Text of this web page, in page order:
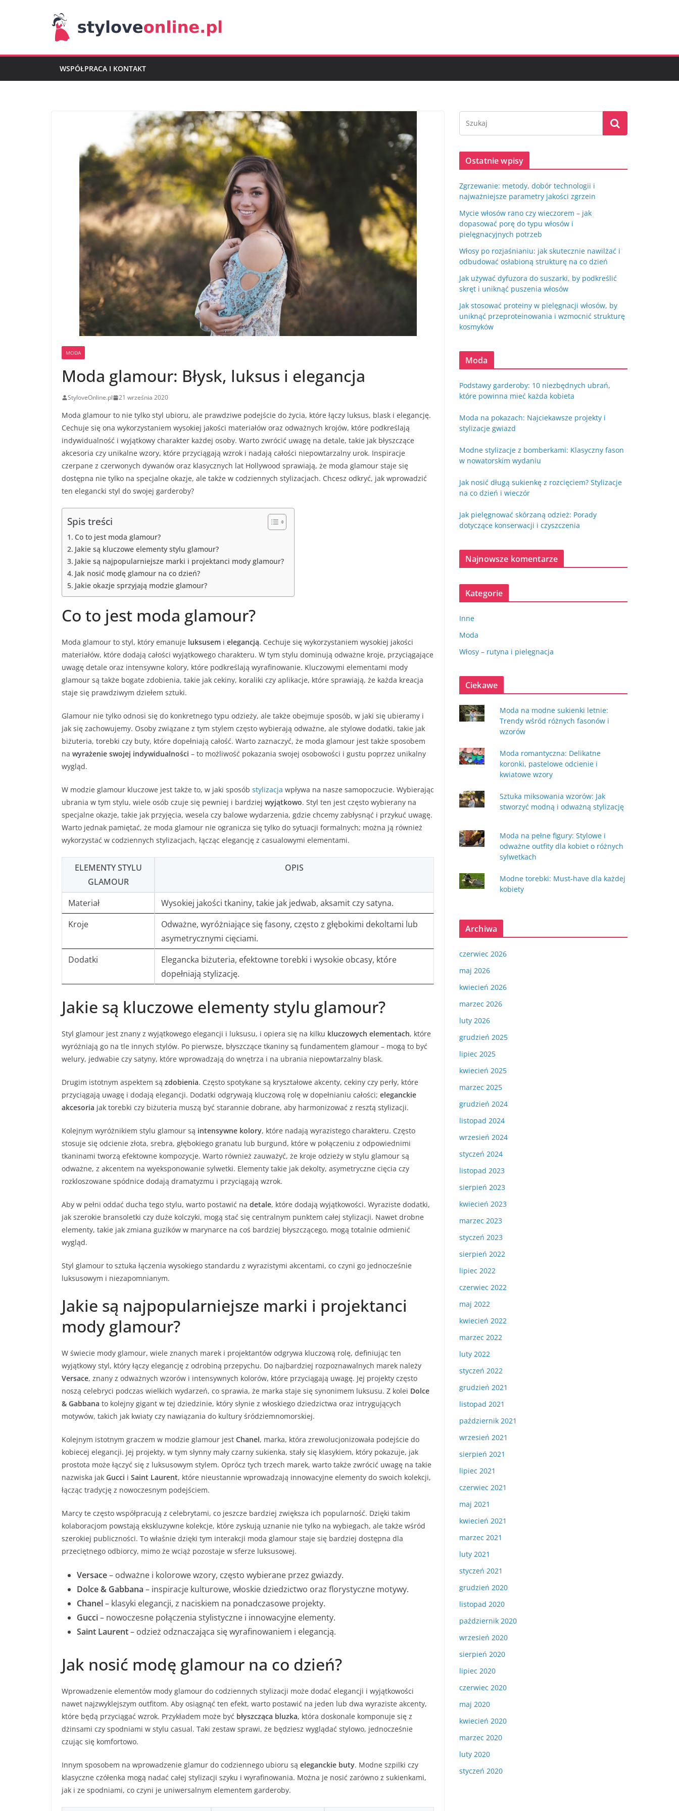
WSPÓŁPRACA I KONTAKT
MODA
Moda glamour: Błysk, luksus i elegancja
StyloveOnline.pl 21 września 2020
Moda glamour to nie tylko styl ubioru, ale prawdziwe podejście do życia, które łączy luksus, blask i elegancję.
Cechuje się ona wykorzystaniem wysokiej jakości materiałów oraz odważnych krojów, które podkreślają
indywidualność i wyjątkowy charakter każdej osoby. Warto zwrócić uwagę na detale, takie jak błyszczące
akcesoria czy unikalne wzory, które przyciągają wzrok i nadają całości niepowtarzalny urok. Inspiracje
czerpane z czerwonych dywanów oraz klasycznych lat Hollywood sprawiają, że moda glamour staje się
dostępna nie tylko na specjalne okazje, ale także w codziennych stylizacjach. Chcesz odkryć, jak wprowadzić
ten elegancki styl do swojej garderoby?
Spis treści
Co to jest moda glamour?
Jakie są kluczowe elementy stylu glamour?
Jakie są najpopularniejsze marki i projektanci mody glamour?
Jak nosić modę glamour na co dzień?
Jakie okazje sprzyjają modzie glamour?
Co to jest moda glamour?
Moda glamour to styl, który emanuje luksusem i elegancją. Cechuje się wykorzystaniem wysokiej jakości
materiałów, które dodają całości wyjątkowego charakteru. W tym stylu dominują odważne kroje, przyciągające
uwagę detale oraz intensywne kolory, które podkreślają wyrafinowanie. Kluczowymi elementami mody
glamour są także bogate zdobienia, takie jak cekiny, koraliki czy aplikacje, które sprawiają, że każda kreacja
staje się prawdziwym dziełem sztuki.
Glamour nie tylko odnosi się do konkretnego typu odzieży, ale także obejmuje sposób, w jaki się ubieramy i
jak się zachowujemy. Osoby związane z tym stylem często wybierają odważne, ale stylowe dodatki, takie jak
biżuteria, torebki czy buty, które dopełniają całość. Warto zaznaczyć, że moda glamour jest także sposobem
na wyrażenie swojej indywidualności – to możliwość pokazania swojej osobowości i gustu poprzez unikalny
wygląd.
W modzie glamour kluczowe jest także to, w jaki sposób stylizacja wpływa na nasze samopoczucie. Wybierając
ubrania w tym stylu, wiele osób czuje się pewniej i bardziej wyjątkowo. Styl ten jest często wybierany na
specjalne okazje, takie jak przyjęcia, wesela czy balowe wydarzenia, gdzie chcemy zabłysnąć i przykuć uwagę.
Warto jednak pamiętać, że moda glamour nie ogranicza się tylko do sytuacji formalnych; można ją również
wykorzystać w codziennych stylizacjach, łącząc elegancję z casualowymi elementami.
ELEMENTY STYLU
GLAMOUR
OPIS
Materiał
Wysokiej jakości tkaniny, takie jak jedwab, aksamit czy satyna.
Kroje
Odważne, wyróżniające się fasony, często z głębokimi dekoltami lub
asymetrycznymi cięciami.
Dodatki
Elegancka biżuteria, efektowne torebki i wysokie obcasy, które
dopełniają stylizację.
Jakie są kluczowe elementy stylu glamour?
Styl glamour jest znany z wyjątkowego elegancji i luksusu, i opiera się na kilku kluczowych elementach, które
wyróżniają go na tle innych stylów. Po pierwsze, błyszczące tkaniny są fundamentem glamour – mogą to być
welury, jedwabie czy satyny, które wprowadzają do wnętrza i na ubrania niepowtarzalny blask.
Drugim istotnym aspektem są zdobienia. Często spotykane są kryształowe akcenty, cekiny czy perły, które
przyciągają uwagę i dodają elegancji. Dodatki odgrywają kluczową rolę w dopełnianiu całości; eleganckie
akcesoria jak torebki czy biżuteria muszą być starannie dobrane, aby harmonizować z resztą stylizacji.
Kolejnym wyróżnikiem stylu glamour są intensywne kolory, które nadają wyrazistego charakteru. Często
stosuje się odcienie złota, srebra, głębokiego granatu lub burgund, które w połączeniu z odpowiednimi
tkaninami tworzą efektowne kompozycje. Warto również zauważyć, że kroje odzieży w stylu glamour są
odważne, z akcentem na wyeksponowanie sylwetki. Elementy takie jak dekolty, asymetryczne cięcia czy
rozkloszowane spódnice dodają dramatyzmu i przyciągają wzrok.
Aby w pełni oddać ducha tego stylu, warto postawić na detale, które dodają wyjątkowości. Wyraziste dodatki,
jak szerokie bransoletki czy duże kolczyki, mogą stać się centralnym punktem całej stylizacji. Nawet drobne
elementy, takie jak zmiana guzików w marynarce na coś bardziej błyszczącego, mogą totalnie odmienić
wygląd.
Styl glamour to sztuka łączenia wysokiego standardu z wyrazistymi akcentami, co czyni go jednocześnie
luksusowym i niezapomnianym.
Jakie są najpopularniejsze marki i projektanci
mody glamour?
W świecie mody glamour, wiele znanych marek i projektantów odgrywa kluczową rolę, definiując ten
wyjątkowy styl, który łączy elegancję z odrobiną przepychu. Do najbardziej rozpoznawalnych marek należy
Versace, znany z odważnych wzorów i intensywnych kolorów, które przyciągają uwagę. Jej projekty często
noszą celebryci podczas wielkich wydarzeń, co sprawia, że marka staje się synonimem luksusu. Z kolei Dolce
& Gabbana to kolejny gigant w tej dziedzinie, który słynie z włoskiego dziedzictwa oraz intrygujących
motywów, takich jak kwiaty czy nawiązania do kultury śródziemnomorskiej.
Kolejnym istotnym graczem w modzie glamour jest Chanel, marka, która zrewolucjonizowała podejście do
kobiecej elegancji. Jej projekty, w tym słynny mały czarny sukienka, stały się klasykiem, który pokazuje, jak
prostota może łączyć się z luksusowym stylem. Oprócz tych trzech marek, warto także zwrócić uwagę na takie
nazwiska jak Gucci i Saint Laurent, które nieustannie wprowadzają innowacyjne elementy do swoich kolekcji,
łącząc tradycję z nowoczesnym podejściem.
Marcy te często współpracują z celebrytami, co jeszcze bardziej zwiększa ich popularność. Dzięki takim
kolaboracjom powstają ekskluzywne kolekcje, które zyskują uznanie nie tylko na wybiegach, ale także wśród
szerokiej publiczności. To właśnie dzięki tym interakcji moda glamour staje się bardziej dostępna dla
przeciętnego odbiorcy, mimo że wciąż pozostaje w sferze luksusowej.
Versace– odważne i kolorowe wzory, często wybierane przez gwiazdy.
Dolce & Gabbana – inspiracje kulturowe, włoskie dziedzictwo oraz florystyczne motywy.
Chanel– klasyki elegancji, z naciskiem na ponadczasowe projekty.
Gucci– nowoczesne połączenia stylistyczne i innowacyjne elementy.
Saint Laurent– odzież odznaczająca się wyrafinowaniem i elegancją.
Jak nosić modę glamour na co dzień?
Wprowadzenie elementów mody glamour do codziennych stylizacji może dodać elegancji i wyjątkowości
nawet najzwyklejszym outfitom. Aby osiągnąć ten efekt, warto postawić na jeden lub dwa wyraziste akcenty,
które będą przyciągać wzrok. Przykładem może być błyszcząca bluzka, która doskonale komponuje się z
dżinsami czy spodniami w stylu casual. Taki zestaw sprawi, że będziesz wyglądać stylowo, jednocześnie
czując się komfortowo.
Innym sposobem na wprowadzenie glamur do codziennego ubioru są eleganckie buty. Modne szpilki czy
klasyczne czółenka mogą nadać całej stylizacji szyku i wyrafinowania. Można je nosić zarówno z sukienkami,
jak i ze spodniami, co czyni je uniwersalnym elementem garderoby.
Ostatnie wpisy
Zgrzewanie: metody, dobór technologii i
najważniejsze parametry jakości zgrzein
Mycie włosów rano czy wieczorem – jak
dopasować porę do typu włosów i
pielęgnacyjnych potrzeb
Włosy po rozjaśnianiu: jak skutecznie nawilżać i
odbudować osłabioną strukturę na co dzień
Jak używać dyfuzora do suszarki, by podkreślić
skręt i uniknąć puszenia włosów
Jak stosować proteiny w pielęgnacji włosów, by
uniknąć przeproteinowania i wzmocnić strukturę
kosmyków
Moda
Podstawy garderoby: 10 niezbędnych ubrań,
które powinna mieć każda kobieta
Moda na pokazach: Najciekawsze projekty i
stylizacje gwiazd
Modne stylizacje z bomberkami: Klasyczny fason
w nowatorskim wydaniu
Jak nosić długą sukienkę z rozcięciem? Stylizacje
na co dzień i wieczór
Jak pielęgnować skórzaną odzież: Porady
dotyczące konserwacji i czyszczenia
Najnowsze komentarze
Kategorie
Inne
Moda
Włosy – rutyna i pielęgnacja
Ciekawe
Moda na modne sukienki letnie:
Trendy wśród różnych fasonów i
wzorów
Moda romantyczna: Delikatne
koronki, pastelowe odcienie i
kwiatowe wzory
Sztuka miksowania wzorów: Jak
stworzyć modną i odważną stylizację
Moda na pełne figury: Stylowe i
odważne outfity dla kobiet o różnych
sylwetkach
Modne torebki: Must-have dla każdej
kobiety
Archiwa
czerwiec 2026
maj 2026
kwiecień 2026
marzec 2026
luty 2026
grudzień 2025
lipiec 2025
kwiecień 2025
marzec 2025
grudzień 2024
listopad 2024
wrzesień 2024
styczeń 2024
listopad 2023
sierpień 2023
kwiecień 2023
marzec 2023
styczeń 2023
sierpień 2022
lipiec 2022
czerwiec 2022
maj 2022
kwiecień 2022
marzec 2022
luty 2022
styczeń 2022
grudzień 2021
listopad 2021
październik 2021
wrzesień 2021
sierpień 2021
lipiec 2021
czerwiec 2021
maj 2021
kwiecień 2021
marzec 2021
luty 2021
styczeń 2021
grudzień 2020
listopad 2020
październik 2020
wrzesień 2020
sierpień 2020
lipiec 2020
czerwiec 2020
maj 2020
kwiecień 2020
marzec 2020
luty 2020
styczeń 2020